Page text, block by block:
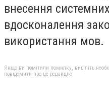
внесення
вдосконалення
використання мов.
Якщо ви помітили помилку, виділіть
повідомити про це редакцію